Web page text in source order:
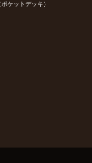
ケットデッキ）